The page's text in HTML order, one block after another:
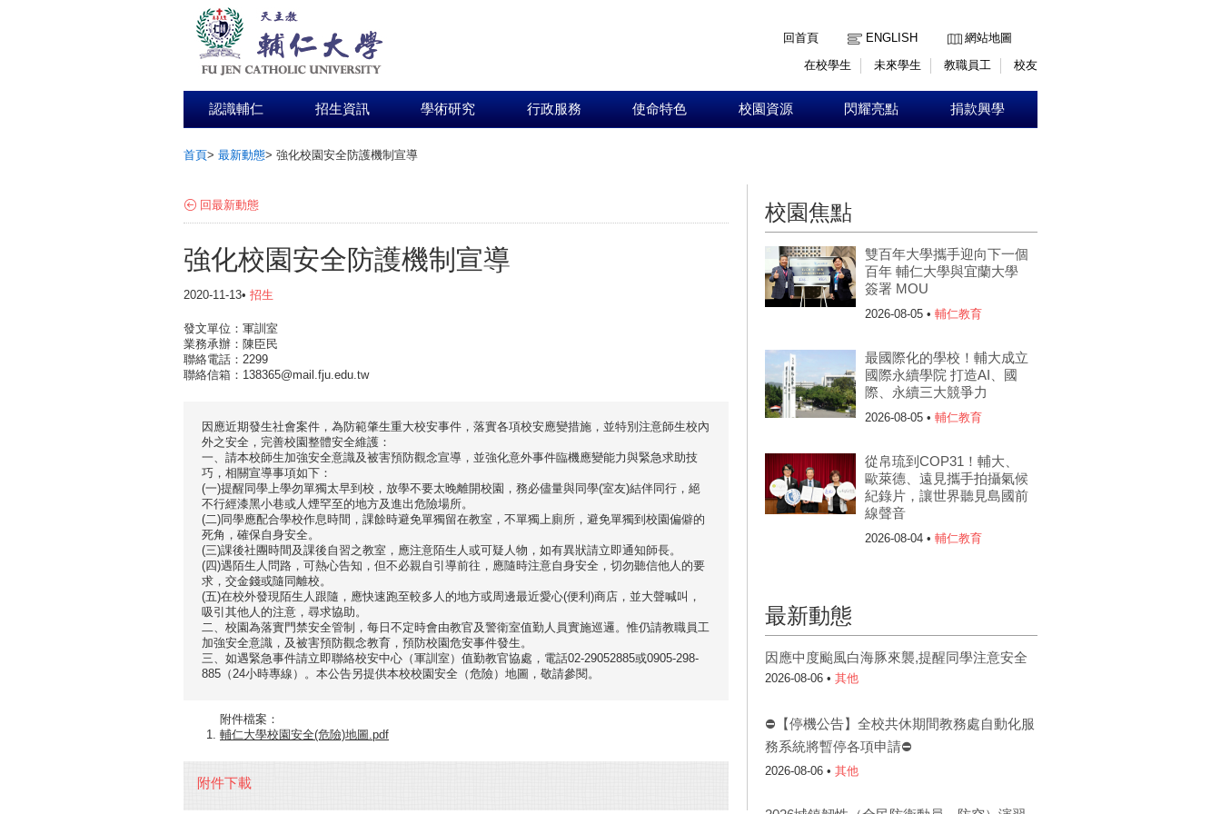
回首頁
ENGLISH
網站地圖
在校學生
未來學生 教職員工 校友
認識輔仁 招生資訊 學術研究 行政服務 使命特色 校園資源 閃耀亮點 捐款興學
首頁> 最新動態> 強化校園安全防護機制宣導
回最新動態
強化校園安全防護機制宣導
2020-11-13• 招生
發文單位：軍訓室
業務承辦：陳臣民
聯絡電話：2299
聯絡信箱：138365@mail.fju.edu.tw
因應近期發生社會案件，為防範肇生重大校安事件，落實各項校安應變措施，並特別注意師生校內
外之安全，完善校園整體安全維護：
一、請本校師生加強安全意識及被害預防觀念宣導，並強化意外事件臨機應變能力與緊急求助技
巧，相關宣導事項如下：
(一)提醒同學上學勿單獨太早到校，放學不要太晚離開校園，務必儘量與同學(室友)結伴同行，絕
不行經漆黑小巷或人煙罕至的地方及進出危險場所。
(二)同學應配合學校作息時間，課餘時避免單獨留在教室，不單獨上廁所，避免單獨到校園偏僻的
死角，確保自身安全。
(三)課後社團時間及課後自習之教室，應注意陌生人或可疑人物，如有異狀請立即通知師長。
(四)遇陌生人問路，可熱心告知，但不必親自引導前往，應隨時注意自身安全，切勿聽信他人的要
求，交金錢或隨同離校。
(五)在校外發現陌生人跟隨，應快速跑至較多人的地方或周邊最近愛心(便利)商店，並大聲喊叫，
吸引其他人的注意，尋求協助。
二、校園為落實門禁安全管制，每日不定時會由教官及警衛室值勤人員實施巡邏。惟仍請教職員工
加強安全意識，及被害預防觀念教育，預防校園危安事件發生。
三、如遇緊急事件請立即聯絡校安中心（軍訓室）值勤教官協處，電話02-29052885或0905-298-
885（24小時專線）。本公告另提供本校校園安全（危險）地圖，敬請參閱。
附件檔案：
輔仁大學校園安全(危險)地圖.pdf
附件下載
校園焦點
雙百年大學攜手迎向下一個
百年 輔仁大學與宜蘭大學
簽署 MOU
2026-08-05 • 輔仁教育
最國際化的學校！輔大成立
國際永續學院 打造AI、國
際、永續三大競爭力
2026-08-05 • 輔仁教育
從帛琉到COP31！輔大、
歐萊德、遠見攜手拍攝氣候
紀錄片，讓世界聽見島國前
線聲音
2026-08-04 • 輔仁教育
最新動態
因應中度颱風白海豚來襲,提醒同學注意安全
2026-08-06 • 其他
⛔【停機公告】全校共休期間教務處自動化服
務系統將暫停各項申請⛔
2026-08-06 • 其他